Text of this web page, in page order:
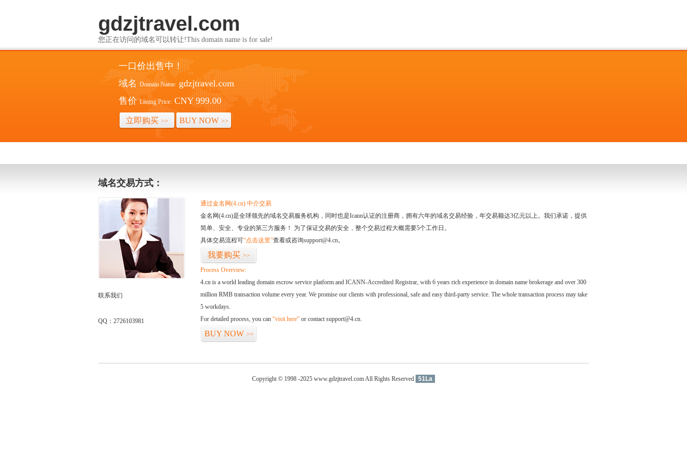
gdzjtravel.com
您正在访问的域名可以转让!This domain name is for sale!
一口价出售中！
域名 Domain Name: gdzjtravel.com
售价 Listing Price: CNY 999.00
立即购买 >> BUY NOW >>
域名交易方式：
联系我们
QQ：2726103981
通过金名网(4.cn) 中介交易
金名网(4.cn)是全球领先的域名交易服务机构，同时也是Icann认证的注册商，拥有六年的域名交易经验，年交易额达3亿元以上。我们承诺，提供
简单、安全、专业的第三方服务！ 为了保证交易的安全，整个交易过程大概需要5个工作日。
具体交易流程可“点击这里”查看或咨询support@4.cn。
我要购买 >>
Process Overview:
4.cn is a world leading domain escrow service platform and ICANN-Accredited Registrar, with 6 years rich experience in domain name brokerage and over 300
million RMB transaction volume every year. We promise our clients with professional, safe and easy third-party service. The whole transaction process may take
5 workdays.
For detailed process, you can “visit here” or contact support@4.cn.
BUY NOW >>
Copyright © 1998 -2025 www.gdzjtravel.com All Rights Reserved 51La